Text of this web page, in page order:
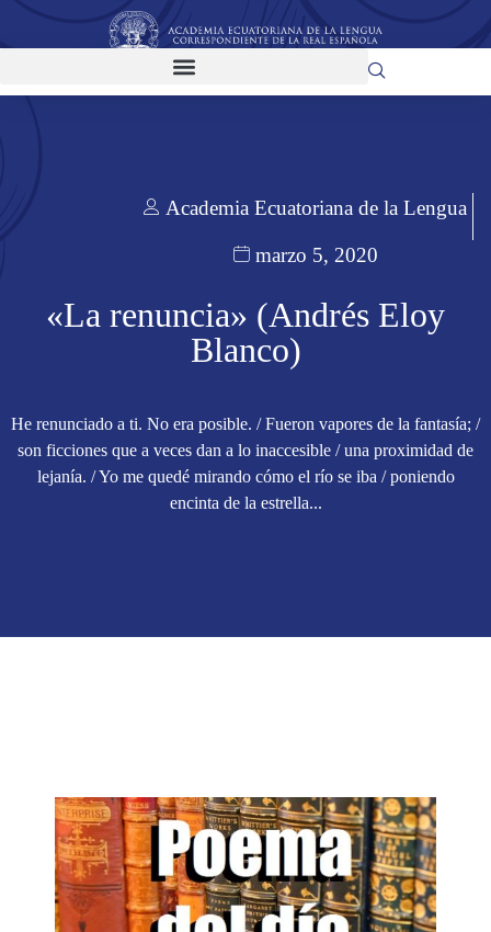
Academia Ecuatoriana de la Lengua
marzo 5, 2020
«La renuncia» (Andrés Eloy
Blanco)
He renunciado a ti. No era posible. / Fueron vapores de la fantasía; /
son ficciones que a veces dan a lo inaccesible / una proximidad de
lejanía. / Yo me quedé mirando cómo el río se iba / poniendo
encinta de la estrella...